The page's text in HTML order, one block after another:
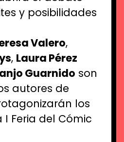
y posibilidades
Valero,
, Laura Pérez
Guarnido son
autores de
los
Feria del Cómic